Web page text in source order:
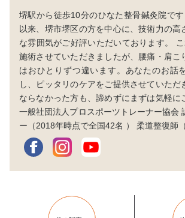
堺駅から徒歩10分のひなた整骨鍼灸院で
以来、堺市堺区の方を中心に、技術力の高
な雰囲気がご好評いただいております。
施術させていただきましたが、腰痛・肩こ
はおひとりずつ違います。あなたのお話
し、ピッタリのケアをご提供させていただ
ならなかった方も、諦めずにまずは気軽に
一般社団法人プロスポーツトレーナー協会
ー（2018年時点で全国42名 ） 柔道整復師